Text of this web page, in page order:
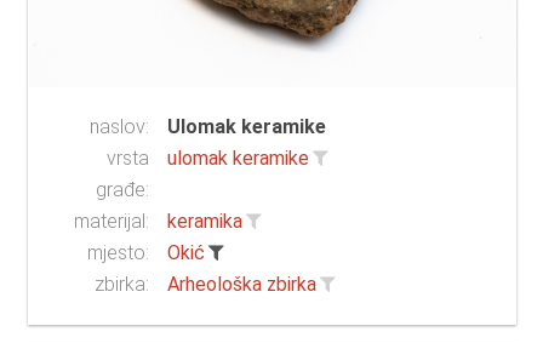
naslov:
Ulomak keramike
vrsta
građe:
ulomak keramike
materijal:
keramika
mjesto:
Okić
zbirka:
Arheološka zbirka